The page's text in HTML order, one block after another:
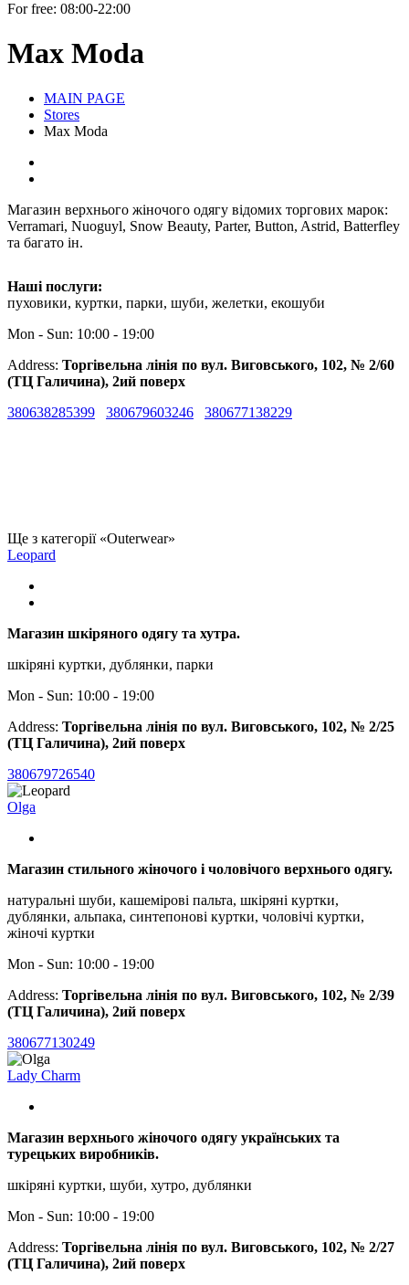
For free: 08:00-22:00
Max Moda
MAIN PAGE
Stores
Max Moda
Магазин верхнього жіночого одягу відомих торгових марок:
Verramari, Nuoguyl, Snow Beauty, Parter, Button, Astrid, Batterfley
та багато ін.
Наші послуги:
пуховики, куртки, парки, шуби, желетки, екошуби
Mon - Sun: 10:00 - 19:00
Address: Торгівельна лінія по вул. Виговського, 102, № 2/60
(ТЦ Галичина), 2ий поверх
380638285399
380679603246 380677138229
Ще з категорії «Outerwear»
Leopard
Магазин шкіряного одягу та хутра.
шкіряні куртки, дублянки, парки
Mon - Sun: 10:00 - 19:00
Address: Торгівельна лінія по вул. Виговського, 102, № 2/25
(ТЦ Галичина), 2ий поверх
380679726540
Olga
Магазин стильного жіночого і чоловічого верхнього одягу.
натуральні шуби, кашемірові пальта, шкіряні куртки,
дублянки, альпака, синтепонові куртки, чоловічі куртки,
жіночі куртки
Mon - Sun: 10:00 - 19:00
Address: Торгівельна лінія по вул. Виговського, 102, № 2/39
(ТЦ Галичина), 2ий поверх
380677130249
Lady Charm
Магазин верхнього жіночого одягу українських та
турецьких виробників.
шкіряні куртки, шуби, хутро, дублянки
Mon - Sun: 10:00 - 19:00
Address: Торгівельна лінія по вул. Виговського, 102, № 2/27
(ТЦ Галичина), 2ий поверх